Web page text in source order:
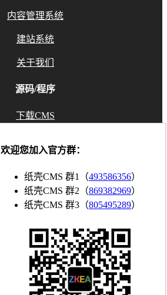
欢迎您加入官方群：
纸壳CMS 群1（493586356）
纸壳CMS 群2（869382969）
纸壳CMS 群3（805495289）
内容管理系统
建站系统
关于我们
源码/程序
下载CMS
Gitee
联系我们
知乎
博客
bilibili
微信公众号